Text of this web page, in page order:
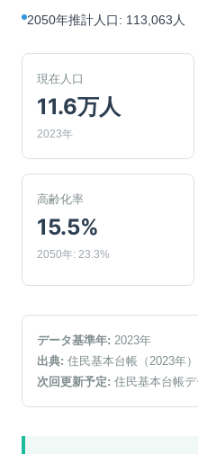
2050年推計人口: 113,063人
現在人口
11.6万人
2023年
高齢化率
15.5%
2050年: 23.3%
データ基準年: 2023年
出典: 住民基本台帳（2023年）
次回更新予定: 住民基本台帳